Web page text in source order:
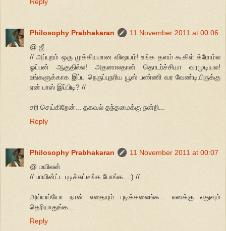
Philosophy Prabhakaran
11 November 2011 at 00:06
@ ஜீ...
// அப்புறம் ஒரு முக்கியமான விஷயம்! உங்க தளம் கூகிள் க்ரோம்ல
ஓப்பன் ஆகுதில்ல! அதனாலதான் தொடர்ச்சியா வரமுடியல!
உங்களுக்காக இப்ப நெருப்புநரிய யூஸ் பண்ணி வர வேண்டியிருக்கு
ஏன் பாஸ் இப்பிடி? //
சரி செய்கிறேன்... தகவல் தந்தமைக்கு நன்றி...
Reply
Philosophy Prabhakaran
11 November 2011 at 00:07
@ மயிலன்
// பாயின்ட்ட புடிச்சுட்டீங்க போங்க...:) //
அய்யய்யோ நான் எதையும் புடிக்கலைங்க... எனக்கு எதுவும்
தெரியாதுங்க...
Reply